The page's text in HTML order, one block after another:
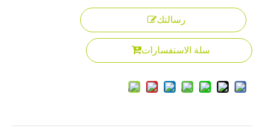
رسالتك
سلة الاستفسارات